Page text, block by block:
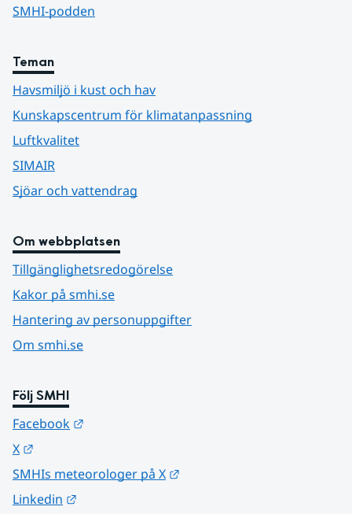
SMHI-podden
Teman
Havsmiljö i kust och hav
Kunskapscentrum för klimatanpassning
Luftkvalitet
SIMAIR
Sjöar och vattendrag
Om webbplatsen
Tillgänglighetsredogörelse
Kakor på smhi.se
Hantering av personuppgifter
Om smhi.se
Följ SMHI
Facebook
X
SMHIs meteorologer på X
Linkedin